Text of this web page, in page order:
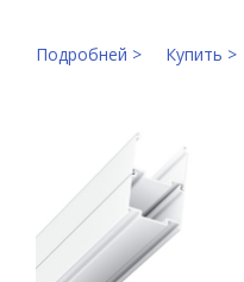
Подробней > Купить >